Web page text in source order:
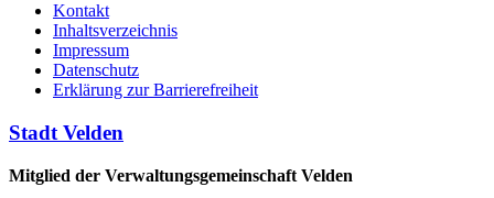
Kontakt
Inhaltsverzeichnis
Impressum
Datenschutz
Erklärung zur Barrierefreiheit
Stadt Velden
Mitglied der Verwaltungsgemeinschaft Velden